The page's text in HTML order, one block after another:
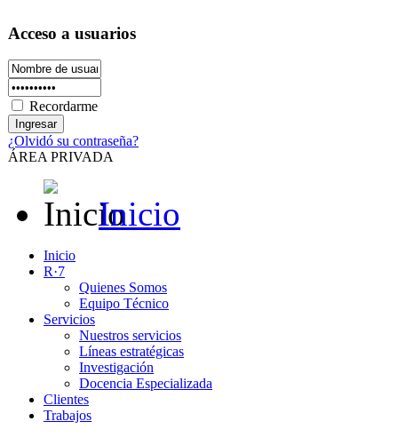
Acceso a usuarios
Recordarme
¿Olvidó su contraseña?
ÁREA PRIVADA
Inicio
Inicio
R·7
Quienes Somos
Equipo Técnico
Servicios
Nuestros servicios
Líneas estratégicas
Investigación
Docencia Especializada
Clientes
Trabajos